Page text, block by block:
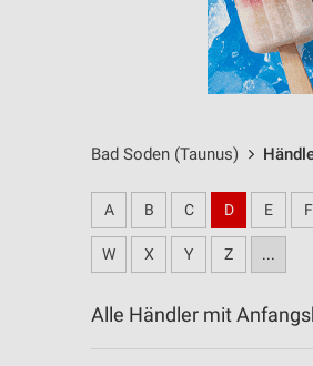
Bad Soden (Taunus)
A B C D E F
W X Y Z ...
Alle Händler mit